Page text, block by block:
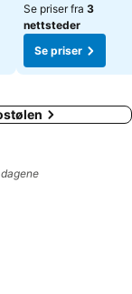
Se priser fra 3
nettsteder
Se priser